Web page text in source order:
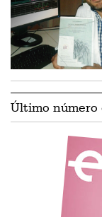
Último